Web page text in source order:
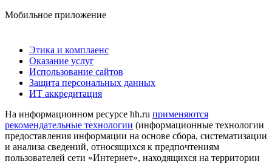
Мобильное приложение
Этика и комплаенс
Оказание услуг
Использование сайтов
Защита персональных данных
ИТ аккредитация
На информационном ресурсе hh.ru применяются
рекомендательные технологии (информационные технологии
предоставления информации на основе сбора, систематизации
и анализа сведений, относящихся к предпочтениям
пользователей сети «Интернет», находящихся на территории